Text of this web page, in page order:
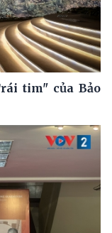
tim" của Bảo